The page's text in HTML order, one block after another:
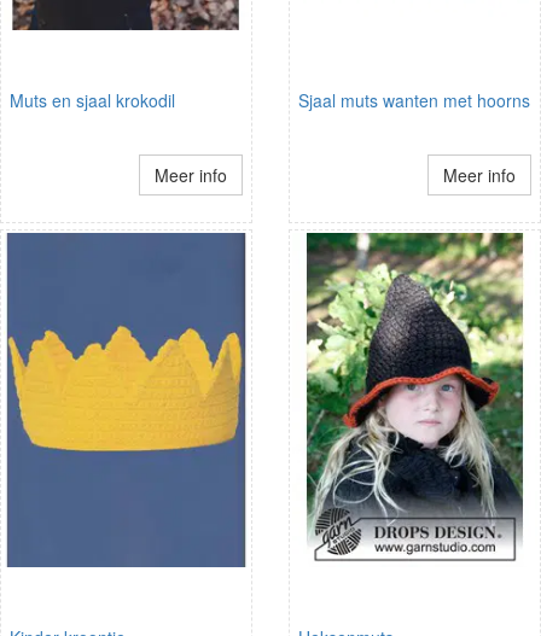
Muts en sjaal krokodil
Meer info
Sjaal muts wanten met hoorns
Meer info